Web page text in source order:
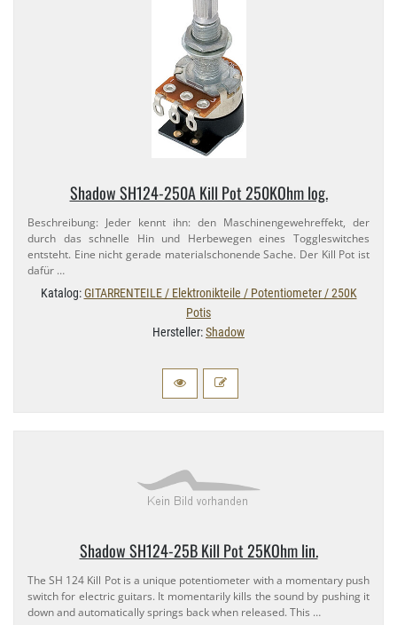
Shadow SH124-​250A Kill Pot 250KOhm log.
Beschreibung: Jeder kennt ihn: den Maschinengewehreffekt, der
durch das schnelle Hin und Herbewegen eines Toggleswitches
entsteht. Eine nicht gerade materialschonende Sache. Der Kill Pot ist
dafür …
Katalog:GITARRENTEILE / Elektronikteile / Potentiometer / 250K
Potis
Hersteller:Shadow
Shadow SH124-​25B Kill Pot 25KOhm lin.
The SH 124 Kill Pot is a unique potentiometer with a momentary push
switch for electric guitars. It momentarily kills the sound by pushing it
down and automatically springs back when released. This …